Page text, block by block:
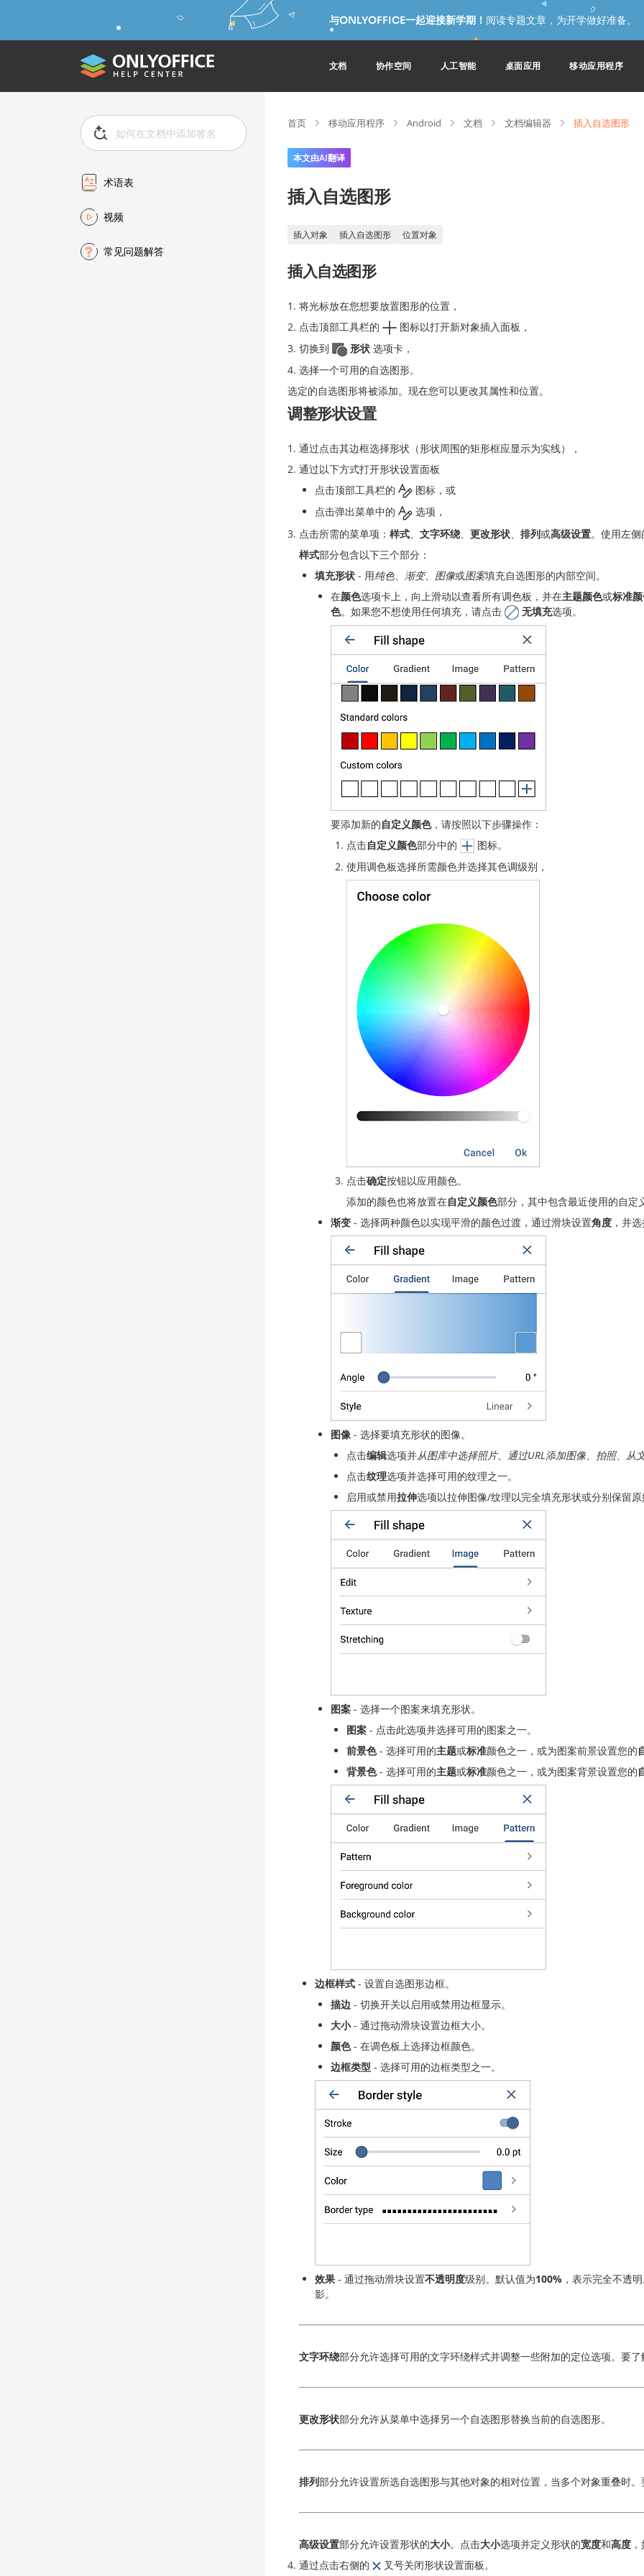
与ONLYOFFICE一起迎接新学期！ 阅读专题文章，为开学做好准备。
文档 协作空间 人工智能 桌面应用 移动应用程序
术语表
视频
常见问题解答
首页 移动应用程序 Android 文档 文档编辑器 插入自选图形
本文由AI翻译
插入自选图形
插入对象 插入自选图形 位置对象
插入自选图形
将光标放在您想要放置图形的位置，
点击顶部工具栏的
图标以打开新对象插入面板，
切换到
形状 选项卡，
选择一个可用的自选图形。
选定的自选图形将被添加。现在您可以更改其属性和位置。
调整形状设置
通过点击其边框选择形状（形状周围的矩形框应显示为实线），
通过以下方式打开形状设置面板
点击顶部工具栏的
图标，或
点击弹出菜单中的
选项，
点击所需的菜单项： 样式 文字环绕 更改形状 排列或高级设置。使用左侧
样式部分包含以下三个部分：
填充形状 - 用纯色 渐变、 图像或图案填充自选图形的内部空间。
在颜色选项卡上，向上滑动以查看所有调色板，并在主题颜色或标准
色。如果您不想使用任何填充，请点击 无填充选项。
要添加新的自定义颜色，请按照以下步骤操作：
点击自定义颜色部分中的
图标。
使用调色板选择所需颜色并选择其色调级别，
点击确定按钮以应用颜色。
添加的颜色也将放置在自定义颜色部分，其中包含最近使用的自定
渐变 - 选择两种颜色以实现平滑的颜色过渡，通过滑块设置角度 ，并
图像 - 选择要填充形状的图像。
点击编辑选项并从图库中选择照片、 通过URL添加图像、 拍照、 从
点击纹理选项并选择可用的纹理之一。
启用或禁用拉伸选项以拉伸图像/纹理以完全填充形状或分别保留原
图案 - 选择一个图案来填充形状。
图案 - 点击此选项并选择可用的图案之一。
前景色- 选择可用的主题或标准颜色之一，或为图案前景设置您的
背景色- 选择可用的主题或标准颜色之一，或为图案背景设置您的
边框样式 - 设置自选图形边框。
描边 - 切换开关以启用或禁用边框显示。
大小- 通过拖动滑块设置边框大小。
颜色- 在调色板上选择边框颜色。
边框类型 - 选择可用的边框类型之一。
效果 - 通过拖动滑块设置不透明度级别。默认值为100% ，表示完全不透明
影。
文字环绕部分允许选择可用的文字环绕样式并调整一些附加的定位选项。要
更改形状部分允许从菜单中选择另一个自选图形替换当前的自选图形。
排列部分允许设置所选自选图形与其他对象的相对位置，当多个对象重叠时
高级设置部分允许设置形状的大小。点击大小选项并定义形状的宽度和高度
通过点击右侧的
叉号关闭形状设置面板。